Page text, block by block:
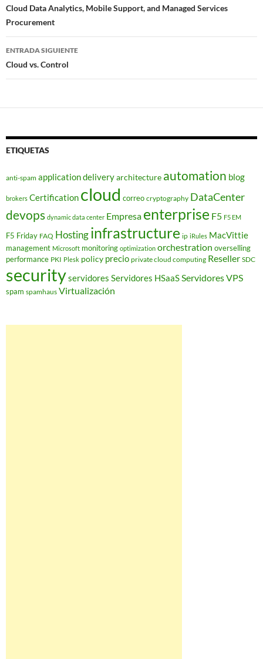
de
entradas
Cloud Data Analytics, Mobile Support, and Managed Services
Procurement
ENTRADA SIGUIENTE
Cloud vs. Control
ETIQUETAS
anti-spam application deliveryarchitecture automation blog
brokers Certification cloud correo cryptography DataCenter
devops dynamic data center Empresa enterprise F5 F5 EM
F5 Friday FAQ Hostinginfrastructure ip iRules MacVittie
management Microsoft monitoring optimization orchestration overselling
performance PKI Plesk policy precio private cloud computing Reseller SDC
securityservidores Servidores HSaaSServidores VPS
spam spamhaus Virtualización